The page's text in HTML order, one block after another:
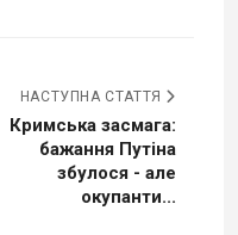
НАСТУПНА СТАТТЯ
Кримська засмага:
бажання Путіна
збулося - але
окупанти...